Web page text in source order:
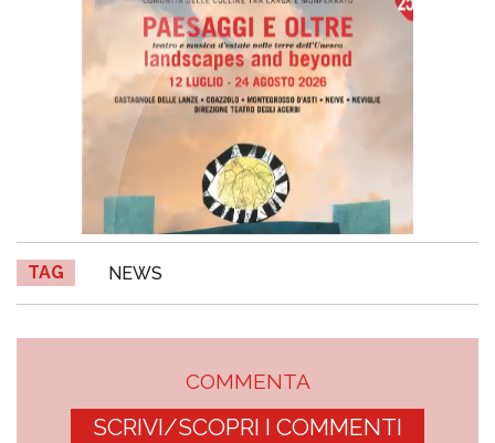
TAG NEWS
COMMENTA
SCRIVI/SCOPRI I COMMENTI